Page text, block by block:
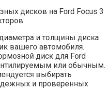
дисков на Ford Focus 3
и толщины диска
вашего автомобиля.
диск для Ford
или обычным.
выбирать
и проверенных